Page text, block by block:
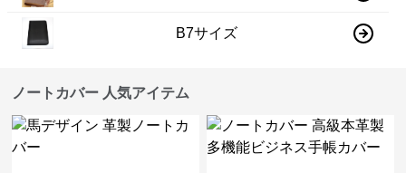
B7サイズ
ノートカバー 人気アイテム